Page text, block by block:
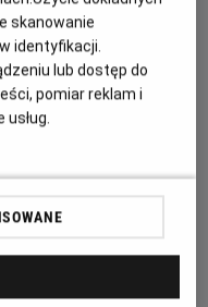
Manssoura,
i jej odpowiednim,
w jaki Fahmy wdaje
generałów. To
zaczynają się
skanowanie
identyfikacji.
lub dostęp do
pomiar reklam i